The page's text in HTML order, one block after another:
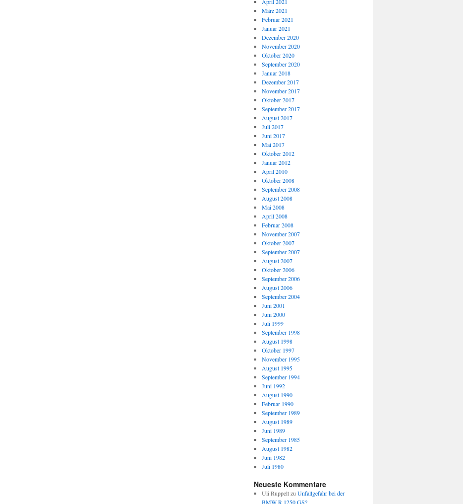
März 2021
Februar 2021
Januar 2021
Dezember 2020
November 2020
Oktober 2020
September 2020
Januar 2018
Dezember 2017
November 2017
Oktober 2017
September 2017
August 2017
Juli 2017
Juni 2017
Mai 2017
Oktober 2012
Januar 2012
April 2010
Oktober 2008
September 2008
August 2008
Mai 2008
April 2008
Februar 2008
November 2007
Oktober 2007
September 2007
August 2007
Oktober 2006
September 2006
August 2006
September 2004
Juni 2001
Juni 2000
Juli 1999
September 1998
August 1998
Oktober 1997
November 1995
August 1995
September 1994
Juni 1992
August 1990
Februar 1990
September 1989
August 1989
Juni 1989
September 1985
August 1982
Juni 1982
Juli 1980
Neueste Kommentare
Uli Ruppeltzu Unfallgefahr bei der
BMW R 1250 GS?